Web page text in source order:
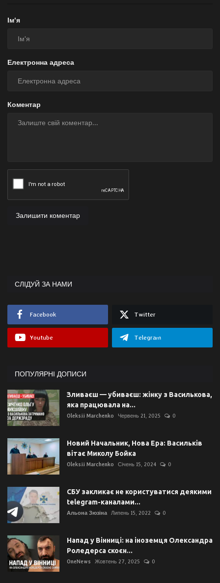
Ім'я
Електронна адреса
Коментар
Залишити коментар
СЛІДУЙ ЗА НАМИ
Facebook Twitter
Youtube Telegram
ПОПУЛЯРНІ ДОПИСИ
Зливаєш — убиваєш: жінку з Василькова,
яка працювала на...
Oleksii Marchenko Червень 21, 2025 0
Новий Начальник, Нова Ера: Васильків
вітає Миколу Бойка
Oleksii Marchenko Січень 15, 2024 0
СБУ закликає не користуватися деякими
telegram-каналами...
Альона Зюзіна Липень 15, 2022 0
Напад у Вінниці: на іноземця Олександра
Роледерса скоєн...
OneNews Жовтень 27, 2025 0